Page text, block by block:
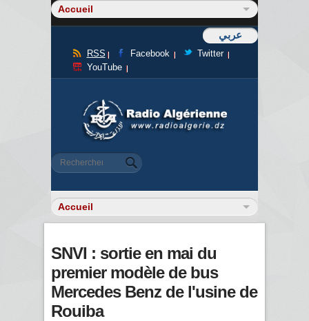
عربي
RSS Facebook
Twitter
YouTube
Formulaire de recherche
Rechercher
SNVI : sortie en mai du
premier modèle de bus
Mercedes Benz de l'usine de
Rouiba